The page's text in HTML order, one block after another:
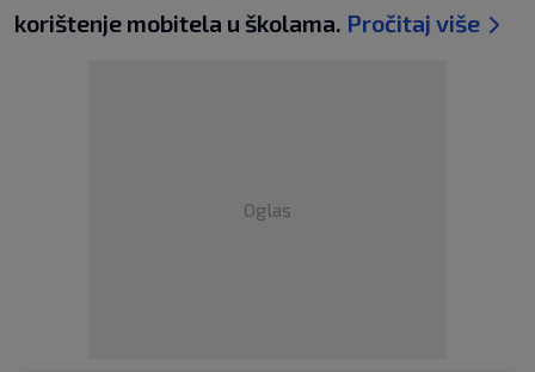
korištenje mobitela u školama. Pročitaj više
Oglas